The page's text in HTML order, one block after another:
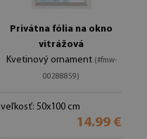
Privátna fólia na okno
vitrážová
Kvetinový ornament (#fmw-
00288859)
veľkosť: 50x100 cm
14.99 €